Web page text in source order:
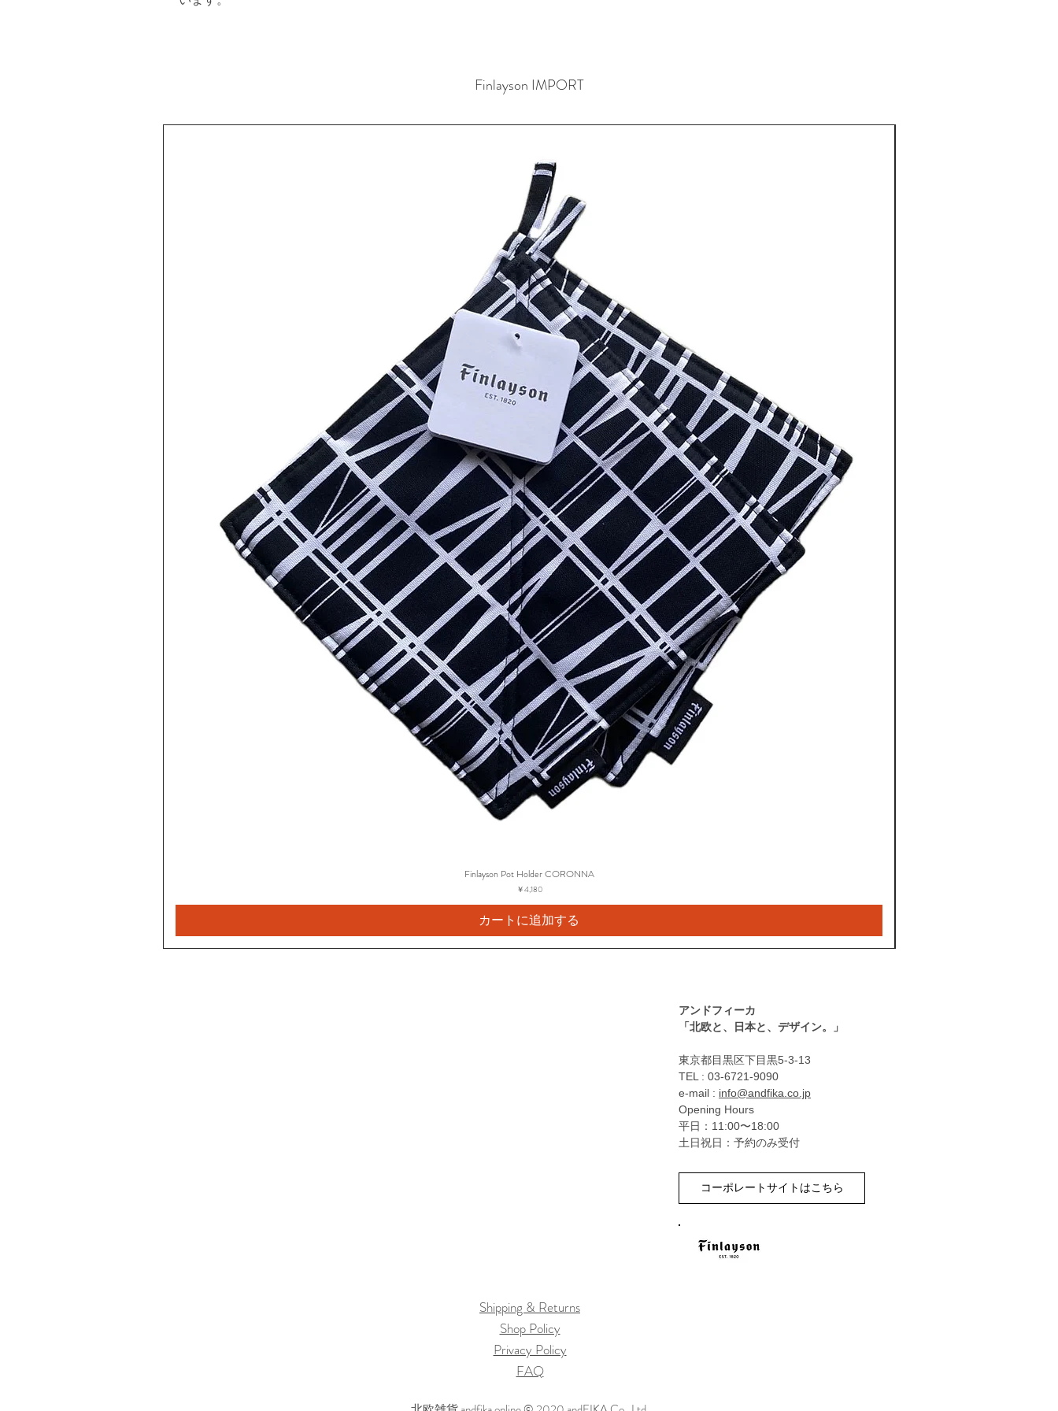
Finlayson IMPORT
Finlayson Pot Holder CORONNA
価格
￥4,180
カートに追加する
アンドフィーカ
​「北欧と、日本と、デザイン。」
東京都目黒区下目黒5-3-13
TEL : 03-6721-9090
e-mail : info@andfika.co.jp
Opening Hours
平日：11:00〜18:00
土日祝日：予約のみ受付
コーポレートサイトはこちら
Shipping & Returns
Shop Policy
Privacy Policy
FAQ